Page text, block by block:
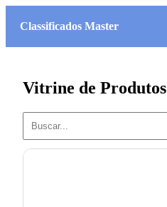
Classificados Master
Vitrine de Produtos